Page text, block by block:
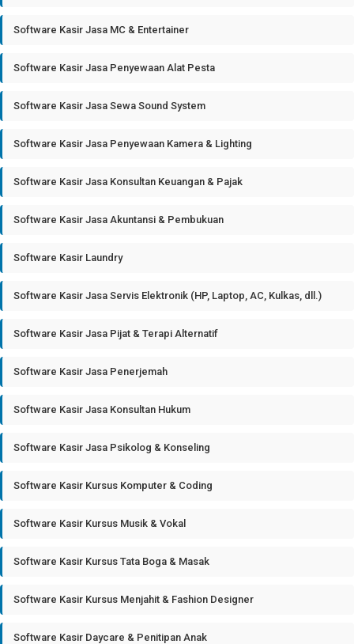
Software Kasir Jasa MC & Entertainer
Software Kasir Jasa Penyewaan Alat Pesta
Software Kasir Jasa Sewa Sound System
Software Kasir Jasa Penyewaan Kamera & Lighting
Software Kasir Jasa Konsultan Keuangan & Pajak
Software Kasir Jasa Akuntansi & Pembukuan
Software Kasir Laundry
Software Kasir Jasa Servis Elektronik (HP, Laptop, AC, Kulkas, dll.)
Software Kasir Jasa Pijat & Terapi Alternatif
Software Kasir Jasa Penerjemah
Software Kasir Jasa Konsultan Hukum
Software Kasir Jasa Psikolog & Konseling
Software Kasir Kursus Komputer & Coding
Software Kasir Kursus Musik & Vokal
Software Kasir Kursus Tata Boga & Masak
Software Kasir Kursus Menjahit & Fashion Designer
Software Kasir Daycare & Penitipan Anak